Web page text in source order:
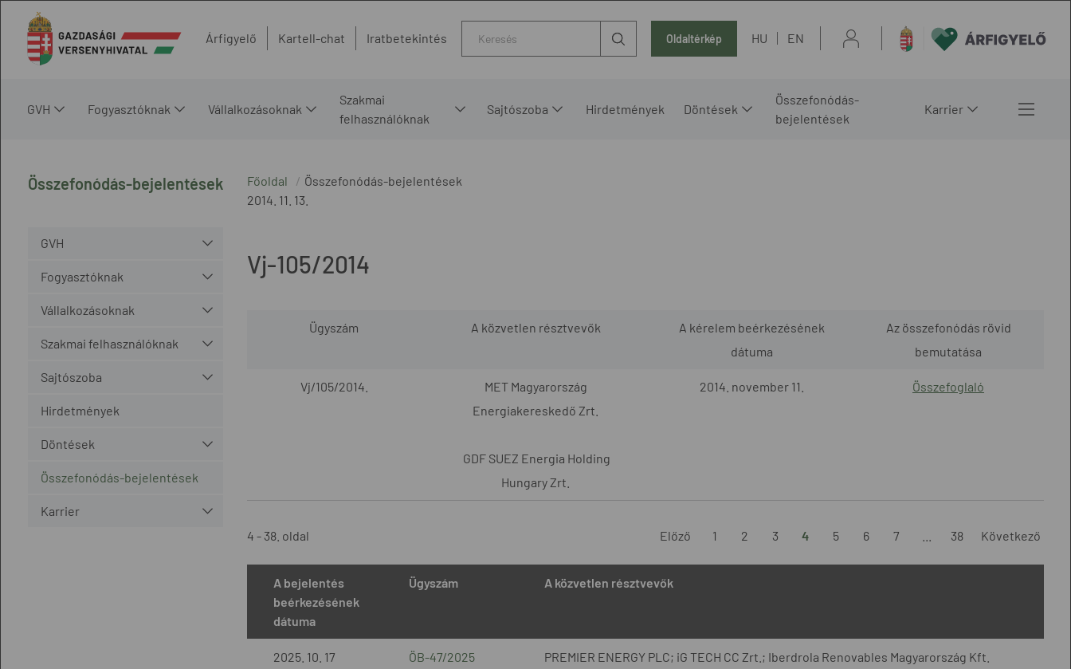
Árfigyelő Kartell-chat Iratbetekintés Oldaltérkép HU EN
GVH Fogyasztóknak Vállalkozásoknak
Szakmai
felhasználóknak
Sajtószoba Hirdetmények Döntések
Összefonódás-
bejelentések
Karrier
Összefonódás-bejelentések
GVH
Fogyasztóknak
Vállalkozásoknak
Szakmai felhasználóknak
Sajtószoba
Hirdetmények
Döntések
Összefonódás-bejelentések
Karrier
Főoldal
Összefonódás-bejelentések
2014. 11. 13.
Vj-105/2014
Ügyszám A közvetlen résztvevők
A kérelem beérkezésének
dátuma
Az összefonódás rövid
bemutatása
Vj/105/2014.
MET Magyarország
Energiakereskedő Zrt.
GDF SUEZ Energia Holding
Hungary Zrt.
2014. november 11. Összefoglaló
4 - 38. oldal Előző 1 2 3 4 5 6 7 38 Következő
A bejelentés
beérkezésének
dátuma
Ügyszám A közvetlen résztvevők
2025. 10. 17 ÖB-47/2025 PREMIER ENERGY PLC; iG TECH CC Zrt.; Iberdrola Renovables Magyarország Kft.